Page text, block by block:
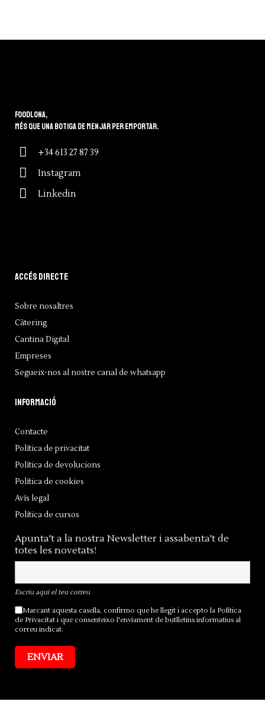
Foodlona,
més que una botiga de menjar per emportar.
+34 613 27 87 39
Instagram
Linkedin
Accés directe
Sobre nosaltres
Càtering
Cantina Digital
Empreses
Segueix-nos al nostre canal de whatsapp
Informació
Contacte
Política de privacitat
Política de devolucions
Política de cookies
Avís legal
Política de cursos
Apunta't a la nostra Newsletter i assabenta't de
totes les novetats!
Escriu aquí el teu correu
Marcant aquesta casella, confirmo que he llegit i accepto la Política
de Privacitat i que consenteixo l'enviament de butlletins informatius al
correu indicat.
ENVIAR